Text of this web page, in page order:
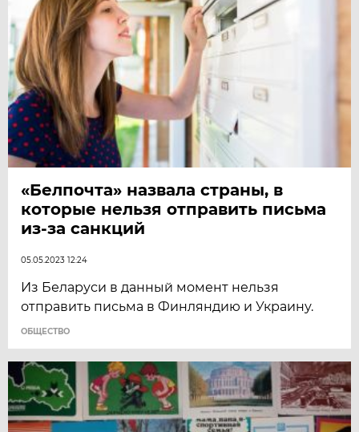
«Белпочта» назвала страны, в
которые нельзя отправить письма
из-за санкций
05.05.2023 12:24
Из Беларуси в данный момент нельзя
отправить письма в Финляндию и Украину.
ОБЩЕСТВО